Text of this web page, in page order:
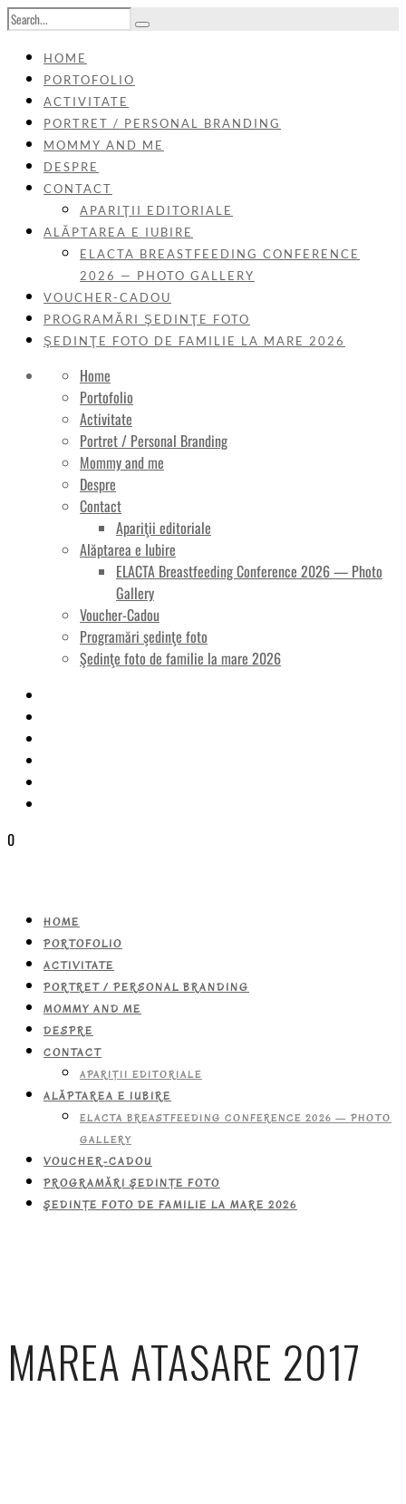
HOME
PORTOFOLIO
ACTIVITATE
PORTRET / PERSONAL BRANDING
MOMMY AND ME
DESPRE
CONTACT
APARIŢII EDITORIALE
ALĂPTAREA E IUBIRE
ELACTA BREASTFEEDING CONFERENCE
2026 — PHOTO GALLERY
VOUCHER-CADOU
PROGRAMĂRI ŞEDINŢE FOTO
ŞEDINŢE FOTO DE FAMILIE LA MARE 2026
Home
Portofolio
Activitate
Portret / Personal Branding
Mommy and me
Despre
Contact
Apariţii editoriale
Alăptarea e Iubire
ELACTA Breastfeeding Conference 2026 — Photo
Gallery
Voucher-Cadou
Programări şedinţe foto
Şedinţe foto de familie la mare 2026
0
HOME
PORTOFOLIO
ACTIVITATE
PORTRET / PERSONAL BRANDING
MOMMY AND ME
DESPRE
CONTACT
APARIŢII EDITORIALE
ALĂPTAREA E IUBIRE
ELACTA BREASTFEEDING CONFERENCE 2026 — PHOTO
GALLERY
VOUCHER-CADOU
PROGRAMĂRI ŞEDINŢE FOTO
ŞEDINŢE FOTO DE FAMILIE LA MARE 2026
MAREA ATASARE 2017